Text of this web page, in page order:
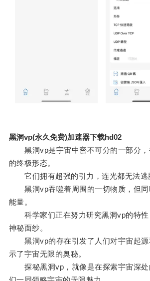
黑洞vp(永久免费)加速器下载hd02
黑洞vp是宇宙中密不可分的一部分，
的终极形态。
它们拥有超强的引力，连光都无法逃
黑洞vp吞噬着周围的一切物质，但同
能量。
科学家们正在努力研究黑洞vp的特性
神秘面纱。
黑洞vp的存在引发了人们对宇宙起源
示了宇宙无限的奥秘。
探秘黑洞vp，就像是在探索宇宙深处